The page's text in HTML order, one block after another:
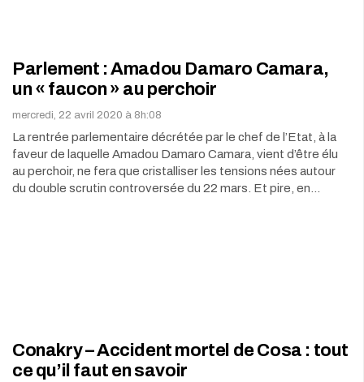
Parlement : Amadou Damaro Camara,
un « faucon » au perchoir
mercredi, 22 avril 2020 à 8h:08
La rentrée parlementaire décrétée par le chef de l’Etat, à la
faveur de laquelle Amadou Damaro Camara, vient d’être élu
au perchoir, ne fera que cristalliser les tensions nées autour
du double scrutin controversée du 22 mars. Et pire, en…
Conakry – Accident mortel de Cosa : tout
ce qu’il faut en savoir